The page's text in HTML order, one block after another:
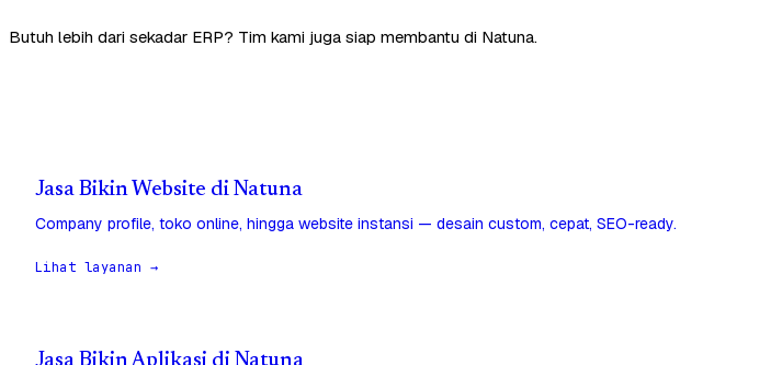
Butuh lebih dari sekadar ERP? Tim kami juga siap membantu di Natuna.
Jasa Bikin Website di Natuna
Company profile, toko online, hingga website instansi — desain custom, cepat, SEO-ready.
Lihat layanan →